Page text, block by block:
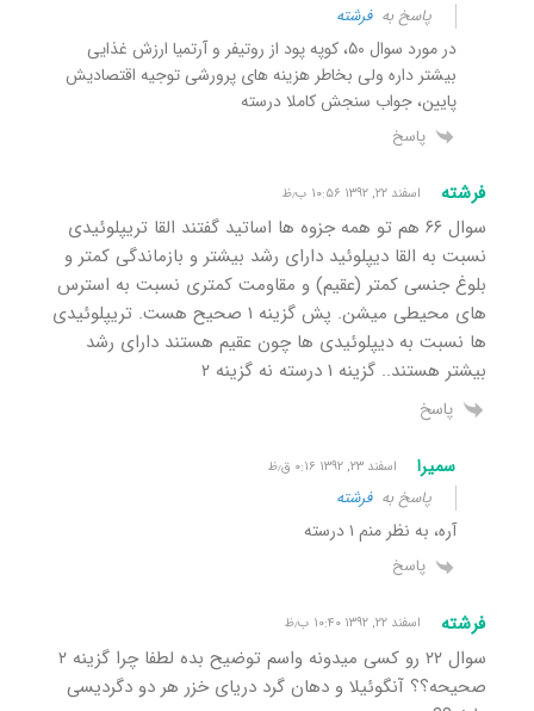
پاسخ بهفرشته
در مورد سوال ۵۰، کوپه پود از روتیفر و آرتمیا ارزش غذایی
بیشتر داره ولی بخاطر هزینه های پرورشی توجیه اقتصادیش
پایین، جواب سنجش کاملا درسته
پاسخ
فرشته اسفند ۲۲, ۱۳۹۲ ۱۰:۵۶ ب٫ظ
سوال ۶۶ هم تو همه جزوه ها اساتید گفتند القا تریپلوئیدی
نسبت به القا دیپلوئید دارای رشد بیشتر و بازماندگی کمتر و
بلوغ جنسی کمتر (عقیم) و مقاومت کمتری نسبت به استرس
های محیطی میشن. پش گزینه ۱ صحیح هست. تریپلوئیدی
ها نسبت به دیپلوئیدی ها چون عقیم هستند دارای رشد
بیشتر هستند.. گزینه ۱ درسته نه گزینه ۲
پاسخ
سمیرا اسفند ۲۳, ۱۳۹۲ ۰:۱۶ ق٫ظ
پاسخ بهفرشته
آره، به نظر منم ١ درسته
پاسخ
فرشته اسفند ۲۲, ۱۳۹۲ ۱۰:۴۰ ب٫ظ
سوال ۲۲ رو کسی میدونه واسم توضیح بده لطفا چرا گزینه ۲
صحیحه؟؟ آنگوئیلا و دهان گرد دریای خزر هر دو دگردیسی